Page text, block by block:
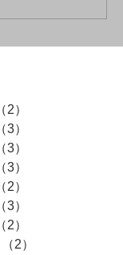
（2）
（3）
（3）
（3）
（2）
（3）
（2）
（2）